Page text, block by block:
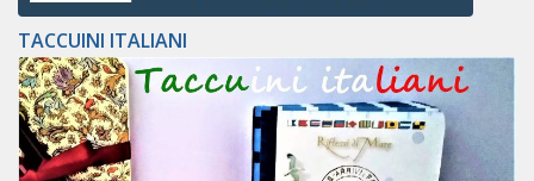
TACCUINI ITALIANI